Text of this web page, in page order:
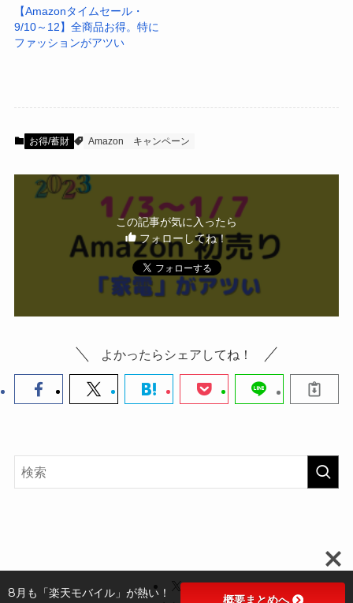
【Amazonタイムセール・
9/10～12】全商品お得。特に
ファッションがアツい
お得/蓄財 Amazon キャンペーン
この記事が気に入ったら
フォローしてね！
よかったらシェアしてね！
8月も「楽天モバイル」が熱い！ 概要まとめへ